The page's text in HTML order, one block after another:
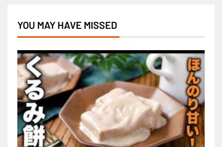
YOU MAY HAVE MISSED